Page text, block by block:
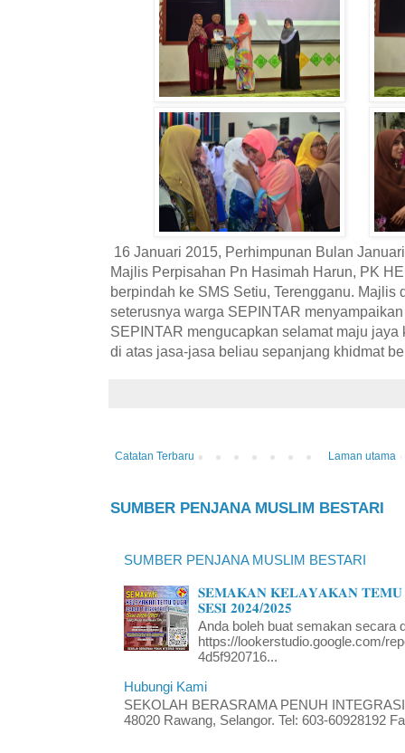
16 Januari 2015, Perhimpunan Bulan
Majlis Perpisahan Pn Hasimah Harun, PK
berpindah ke SMS Setiu, Terengganu. Majlis
seterusnya warga SEPINTAR
SEPINTAR mengucapkan selamat maju
di atas jasa-jasa beliau sepanjang khidmat
Catatan Terbaru Laman utama
SUMBER PENJANA MUSLIM BESTARI
SUMBER PENJANA MUSLIM BESTARI
𝐒𝐄𝐌𝐀𝐊𝐀𝐍 𝐊𝐄𝐋𝐀𝐘𝐀𝐊𝐀𝐍 𝐓𝐄𝐌𝐔
𝐒𝐄𝐒𝐈 𝟐𝟎𝟐𝟒/𝟐𝟎𝟐𝟓
Anda boleh buat semakan secara
https://lookerstudio.google.com/
4d5f920716...
Hubungi Kami
SEKOLAH BERASRAMA PENUH
48020 Rawang, Selangor. Tel: 603-60928192